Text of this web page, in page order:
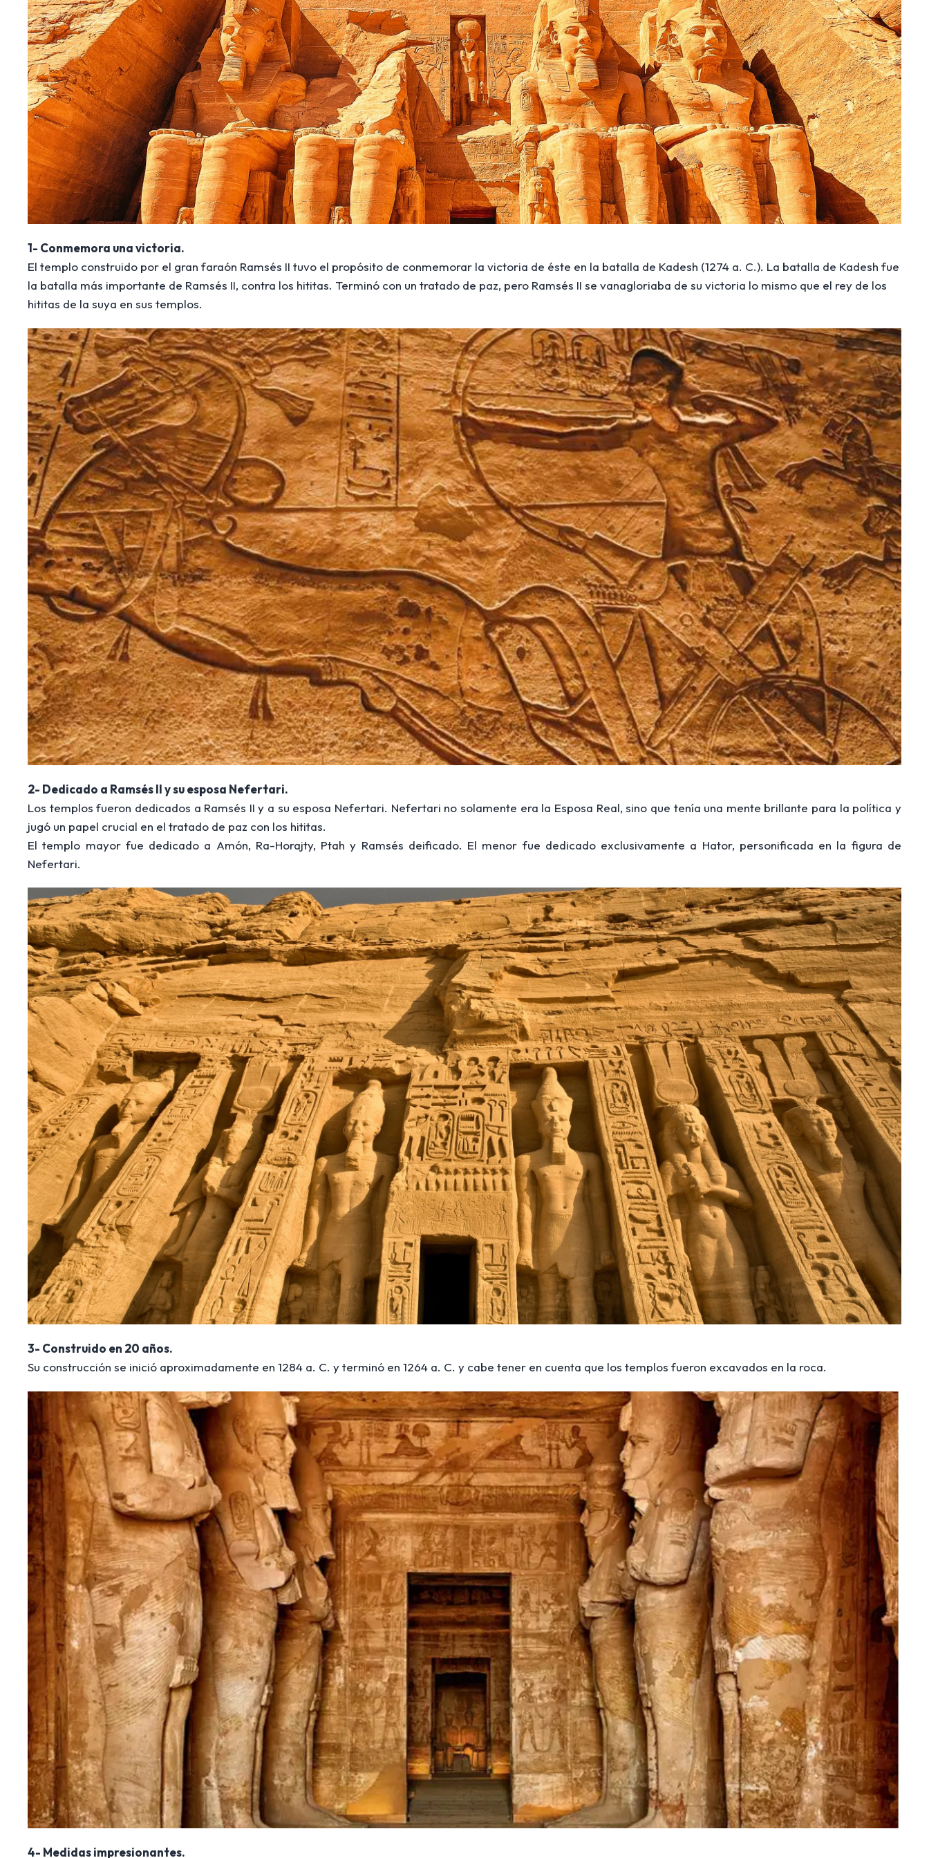
1- Conmemora una victoria.
El templo construido por el gran faraón Ramsés II tuvo el propósito de conmemorar la victoria de éste en la batalla de Kadesh (1274 a. C.). La batalla de Kadesh fue
la batalla más importante de Ramsés II, contra los hititas. Terminó con un tratado de paz, pero Ramsés II se vanagloriaba de su victoria lo mismo que el rey de los
hititas de la suya en sus templos.
2- Dedicado a Ramsés II y su esposa Nefertari.
Los templos fueron dedicados a Ramsés II y a su esposa Nefertari. Nefertari no solamente era la Esposa Real, sino que tenía una mente brillante para la política y
jugó un papel crucial en el tratado de paz con los hititas.
El templo mayor fue dedicado a Amón, Ra-Horajty, Ptah y Ramsés deificado. El menor fue dedicado exclusivamente a Hator, personificada en la figura de
Nefertari.
3- Construido en 20 años.
Su construcción se inició aproximadamente en 1284 a. C. y terminó en 1264 a. C. y cabe tener en cuenta que los templos fueron excavados en la roca.
4- Medidas impresionantes.